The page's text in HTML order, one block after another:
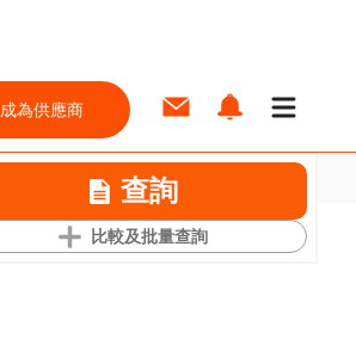
成為供應商
查詢
比較及批量查詢